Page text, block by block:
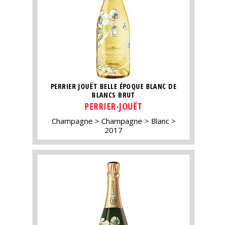
PERRIER JOUËT BELLE ÉPOQUE BLANC DE
BLANCS BRUT
PERRIER-JOUËT
Champagne Champagne
Blanc
2017